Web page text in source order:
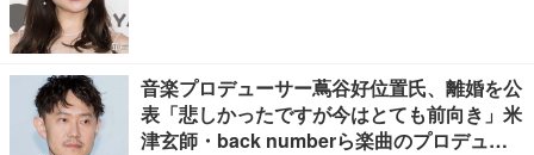
音楽プロデューサー蔦谷好位置氏、離婚を公
表「悲しかったですが今はとても前向き」米
津玄師・back numberら楽曲のプロデュー